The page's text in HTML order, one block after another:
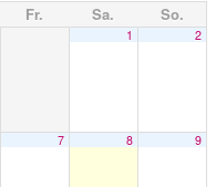
Fr. Sa. So.
1 2
7 8 9